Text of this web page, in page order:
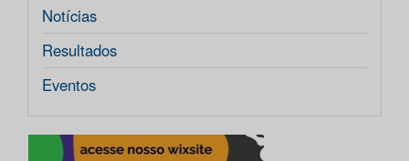
Notícias
Resultados
Eventos